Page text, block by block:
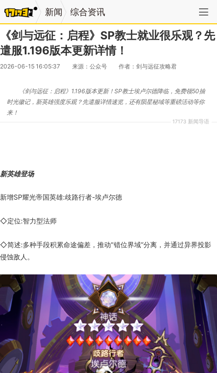
新闻 综合资讯
《剑与远征：启程》SP教士就业很乐观？先
遣服1.196版本更新详情！
2026-06-15 16:05:37 来源：公众号 作者：剑与远征攻略君
17173 新闻导语
《剑与远征：启程》1.196版本更新！SP教士埃卢尔德降临，免费领50抽
时光徽记，新英雄强度乐观？先遣服详情速览，还有陨星秘域等重磅活动等你
来！
新英雄登场
新增SP耀光帝国英雄:歧路行者-埃卢尔德
◇定位:智力型法师
◇简述:多种手段积累命途偏差，推动"错位界域”分离，并通过异界投影
侵蚀敌人。